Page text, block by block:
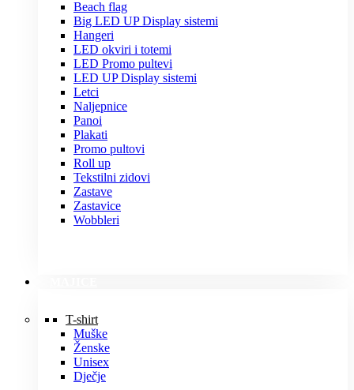
Beach flag
Big LED UP Display sistemi
Hangeri
LED okviri i totemi
LED Promo pultevi
LED UP Display sistemi
Letci
Naljepnice
Panoi
Plakati
Promo pultovi
Roll up
Tekstilni zidovi
Zastave
Zastavice
Wobbleri
T-shirt
Muške
Ženske
Unisex
Dječje